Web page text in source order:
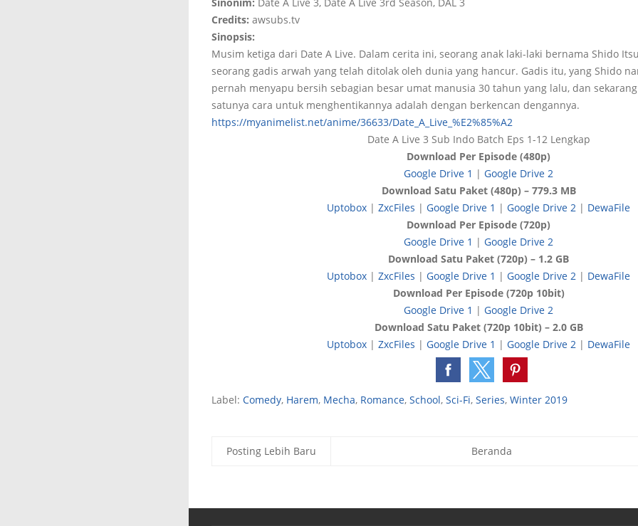
Credits: awsubs.tv
Sinopsis:
Musim ketiga dari Date A Live. Dalam cerita ini, seorang anak laki-laki bernama Shido
seorang gadis arwah yang telah ditolak oleh dunia yang hancur. Gadis itu, yang Shido
pernah menyapu bersih sebagian besar umat manusia 30 tahun yang lalu, dan
satunya cara untuk menghentikannya adalah dengan berkencan dengannya.
https://myanimelist.net/anime/36633/Date_A_Live_%E2%85%A2
Date A Live 3 Sub Indo Batch Eps 1-12 Lengkap
Download Per Episode (480p)
Google Drive 1 | Google Drive 2
Download Satu Paket (480p) – 779.3 MB
Uptobox | ZxcFiles | Google Drive 1 | Google Drive 2 | DewaFile
Download Per Episode (720p)
Google Drive 1 | Google Drive 2
Download Satu Paket (720p) – 1.2 GB
Uptobox | ZxcFiles | Google Drive 1 | Google Drive 2 | DewaFile
Download Per Episode (720p 10bit)
Google Drive 1 | Google Drive 2
Download Satu Paket (720p 10bit) – 2.0 GB
Uptobox | ZxcFiles | Google Drive 1 | Google Drive 2 | DewaFile
Label: Comedy, Harem, Mecha, Romance, School, Sci-Fi, Series, Winter 2019
Posting Lebih Baru Beranda